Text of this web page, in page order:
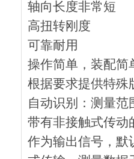
轴向长度非常短
高扭转刚度
可靠耐用
操作简单，装配简
根据要求提供特殊
自动识别：测量
带有非接触式传动
作为输出信号，默